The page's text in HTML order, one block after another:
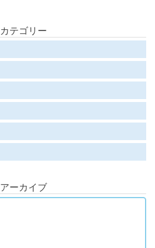
カテゴリー
アーカイブ